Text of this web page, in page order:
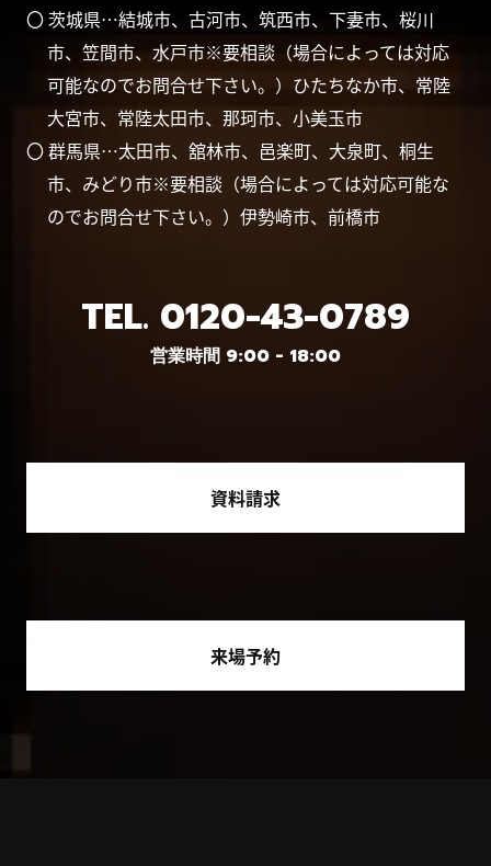
〇 茨城県…結城市、古河市、筑西市、下妻市、桜川
市、笠間市、水戸市※要相談（場合によっては対応
可能なのでお問合せ下さい。）ひたちなか市、常陸
大宮市、常陸太田市、那珂市、小美玉市
〇 群馬県…太田市、舘林市、邑楽町、大泉町、桐生
市、みどり市※要相談（場合によっては対応可能な
のでお問合せ下さい。）伊勢崎市、前橋市
TEL. 0120-43-0789
営業時間 9:00 - 18:00
資料請求
来場予約